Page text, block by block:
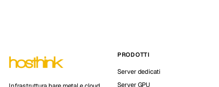
PRODOTTI
Server dedicati
Server GPU